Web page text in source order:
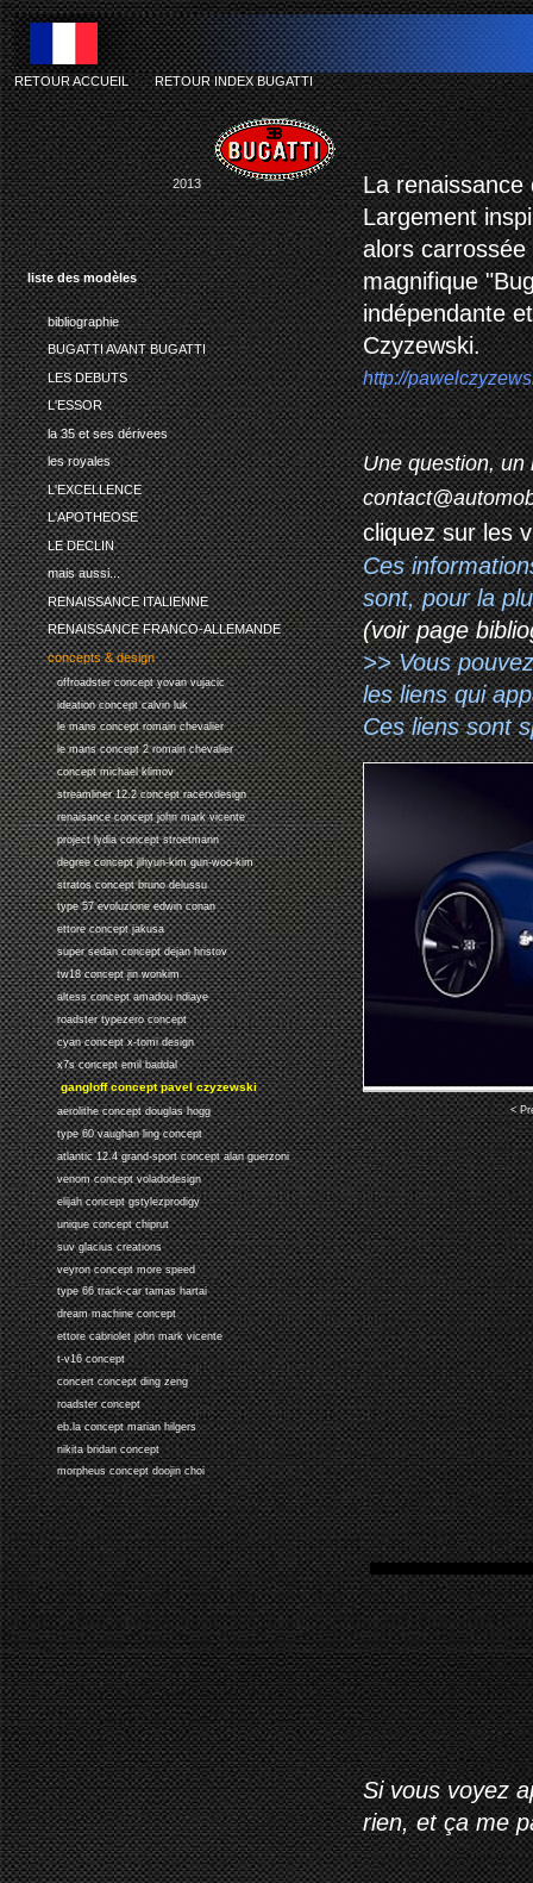
liste des modèles
bibliographie
BUGATTI AVANT BUGATTI
LES DEBUTS
L'ESSOR
la 35 et ses dérivees
les royales
L'EXCELLENCE
L'APOTHEOSE
LE DECLIN
mais aussi...
RENAISSANCE ITALIENNE
RENAISSANCE FRANCO-ALLEMANDE
concepts & design
offroadster concept yovan vujacic
ideation concept calvin luk
le mans concept romain chevalier
le mans concept 2 romain chevalier
concept michael klimov
streamliner 12.2 concept racerxdesign
renaisance concept john mark vicente
project lydia concept stroetmann
degree concept jihyun-kim gun-woo-kim
stratos concept bruno delussu
type 57 evoluzione edwin conan
ettore concept jakusa
super sedan concept dejan hristov
tw18 concept jin wonkim
altess concept amadou ndiaye
roadster typezero concept
cyan concept x-tomi design
x7s concept emil baddal
gangloff concept pavel czyzewski
aerolithe concept douglas hogg
type 60 vaughan ling concept
atlantic 12.4 grand-sport concept alan guerzoni
venom concept voladodesign
elijah concept gstylezprodigy
unique concept chiprut
suv glacius creations
veyron concept more speed
type 66 track-car tamas hartai
dream machine concept
ettore cabriolet john mark vicente
t-v16 concept
concert concept ding zeng
roadster concept
eb.la concept marian hilgers
nikita bridan concept
morpheus concept doojin choi
RETOUR ACCUEIL-RETOUR INDEX BUGATTI
2013
La renaissance
Largement
alors
magnifique
indépendante
Czyzewski.
http://
Une question, un
cliquez sur les
Ces
sont, pour la
(voir page
>> Vous
les liens qui
Ces liens sont
<
Si vous voyez
rien, et ça me